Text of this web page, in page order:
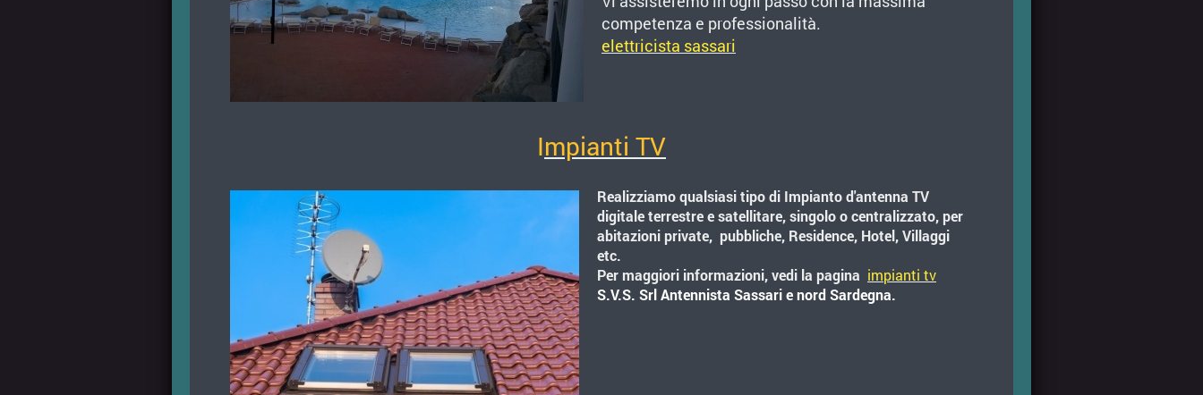
competenza e professionalità.
elettricista sassari
Impianti TV
Realizziamo qualsiasi tipo di Impianto d'antenna TV
digitale terrestre e satellitare, singolo o centralizzato, per
abitazioni private, pubbliche, Residence, Hotel, Villaggi
etc.
Per maggiori informazioni, vedi la pagina impianti tv
S.V.S. Srl Antennista Sassari e nord Sardegna.